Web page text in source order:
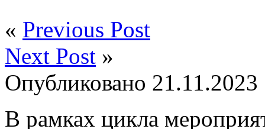
« Previous Post
Next Post »
Опубликовано 21.11.2023
В рамках цикла